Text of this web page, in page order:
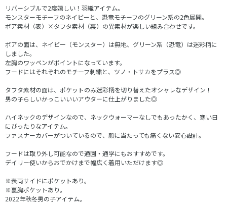
リバーシブルで2度嬉しい！羽織アイテム。
モンスターモチーフのネイビーと、恐竜モチーフのグリーン系の2色展開。
ボア素材（表）×タフタ素材（裏）の異素材が楽しい組み合わせです。
ボアの面は、ネイビー（モンスター）は無地、グリーン系（恐竜）は迷彩柄に
しました。
左胸のワッペンがポイントになっています。
フードにはそれぞれのモチーフ刺繍と、ツノ・トサカをプラス◎
タフタ素材の面は、ポケットのみ迷彩柄を切り替えたオシャレなデザイン！
男の子らしいかっこいいいアウターに仕上がりました◎
ハイネックのデザインなので、ネックウォーマーなしでもあったかく、寒い日
にぴったりなアイテム。
ファスナーカバーがついているので、顔に当たっても痛くない安心設計。
フードは取り外し可能なので通園・通学にもおすすめです。
デイリー使いからおでかけまで幅広く着用いただけます◎
※表両サイドにポケットあり。
※裏胸ポケットあり。
2022年秋冬男の子アイテム。